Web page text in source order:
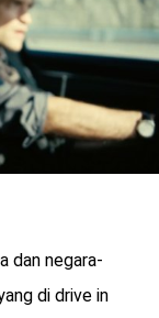
dan negara-
di drive in